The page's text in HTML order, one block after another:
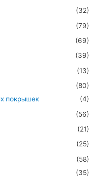
(32)
(79)
(69)
(39)
(13)
(80)
покрышек
(4)
(56)
(21)
(25)
(58)
(35)